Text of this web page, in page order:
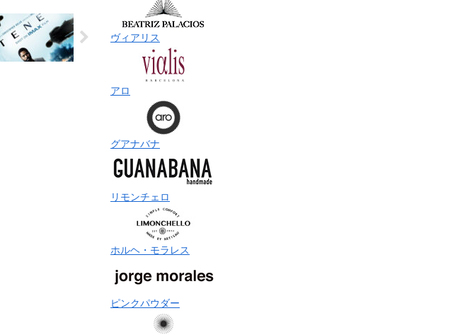
ヴィアリス
アロ
グアナバナ
リモンチェロ
ホルヘ・モラレス
ピンクパウダー